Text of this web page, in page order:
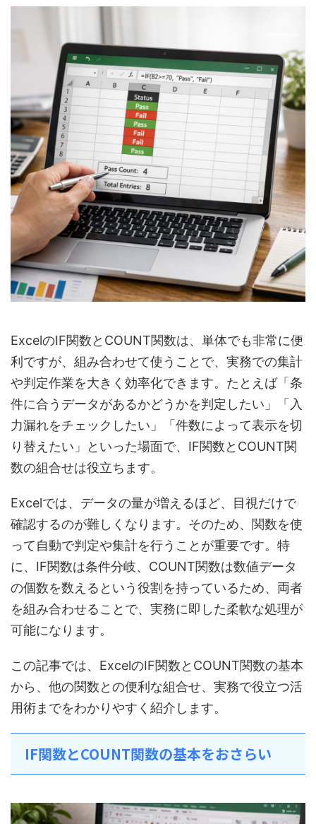
ExcelのIF関数とCOUNT関数は、単体でも非常に便
利ですが、組み合わせて使うことで、実務での集計
や判定作業を大きく効率化できます。たとえば「条
件に合うデータがあるかどうかを判定したい」「入
力漏れをチェックしたい」「件数によって表示を切
り替えたい」といった場面で、IF関数とCOUNT関
数の組合せは役立ちます。
Excelでは、データの量が増えるほど、目視だけで
確認するのが難しくなります。そのため、関数を使
って自動で判定や集計を行うことが重要です。特
に、IF関数は条件分岐、COUNT関数は数値データ
の個数を数えるという役割を持っているため、両者
を組み合わせることで、実務に即した柔軟な処理が
可能になります。
この記事では、ExcelのIF関数とCOUNT関数の基本
から、他の関数との便利な組合せ、実務で役立つ活
用術までをわかりやすく紹介します。
IF関数とCOUNT関数の基本をおさらい